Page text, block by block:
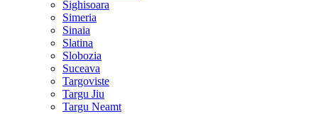
Sighisoara
Simeria
Sinaia
Slatina
Slobozia
Suceava
Targoviste
Targu Jiu
Targu Neamt